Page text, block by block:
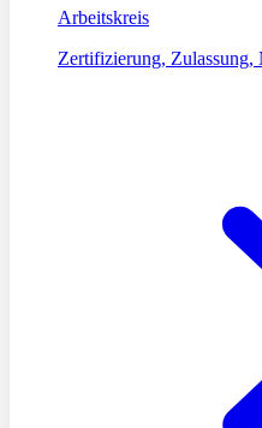
Arbeitskreis
Zertifizierung, Zulassung,